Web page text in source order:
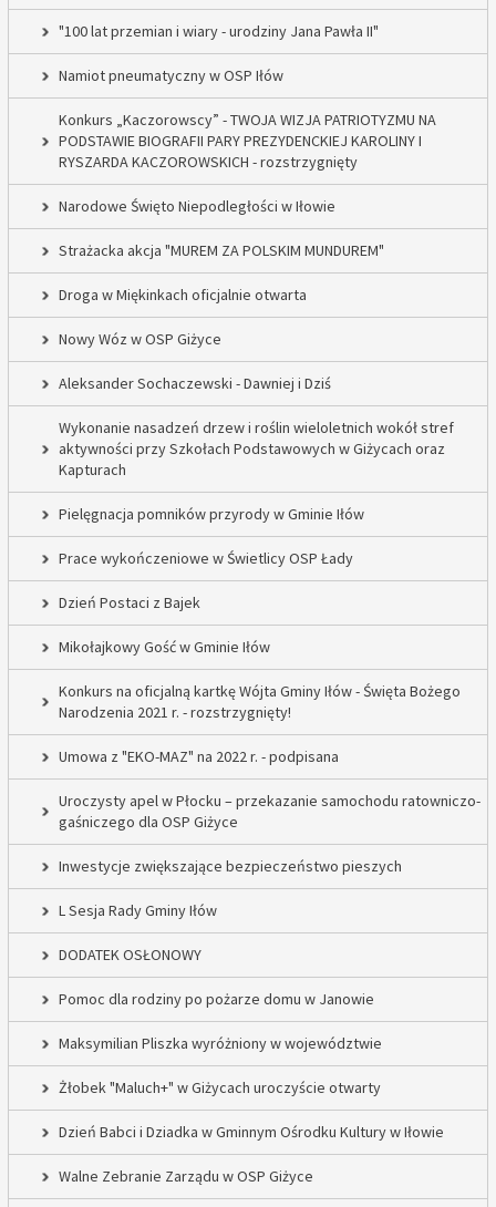
"100 lat przemian i wiary - urodziny Jana Pawła II"
Namiot pneumatyczny w OSP Iłów
Konkurs „Kaczorowscy” - TWOJA WIZJA PATRIOTYZMU NA
PODSTAWIE BIOGRAFII PARY PREZYDENCKIEJ KAROLINY I
RYSZARDA KACZOROWSKICH - rozstrzygnięty
Narodowe Święto Niepodległości w Iłowie
Strażacka akcja "MUREM ZA POLSKIM MUNDUREM"
Droga w Miękinkach oficjalnie otwarta
Nowy Wóz w OSP Giżyce
Aleksander Sochaczewski - Dawniej i Dziś
Wykonanie nasadzeń drzew i roślin wieloletnich wokół stref
aktywności przy Szkołach Podstawowych w Giżycach oraz
Kapturach
Pielęgnacja pomników przyrody w Gminie Iłów
Prace wykończeniowe w Świetlicy OSP Łady
Dzień Postaci z Bajek
Mikołajkowy Gość w Gminie Iłów
Konkurs na oficjalną kartkę Wójta Gminy Iłów - Święta Bożego
Narodzenia 2021 r. - rozstrzygnięty!
Umowa z "EKO-MAZ" na 2022 r. - podpisana
Uroczysty apel w Płocku – przekazanie samochodu ratowniczo-
gaśniczego dla OSP Giżyce
Inwestycje zwiększające bezpieczeństwo pieszych
L Sesja Rady Gminy Iłów
DODATEK OSŁONOWY
Pomoc dla rodziny po pożarze domu w Janowie
Maksymilian Pliszka wyróżniony w województwie
Żłobek "Maluch+" w Giżycach uroczyście otwarty
Dzień Babci i Dziadka w Gminnym Ośrodku Kultury w Iłowie
Walne Zebranie Zarządu w OSP Giżyce